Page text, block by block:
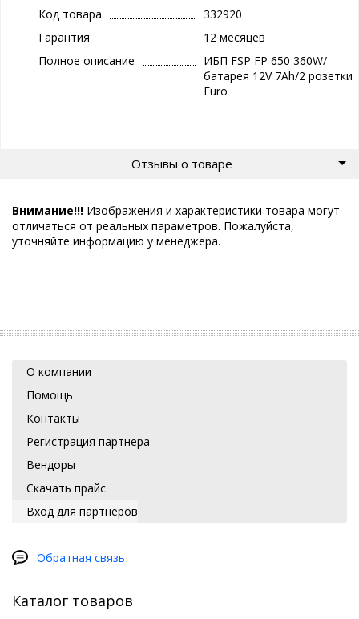
Код товара
332920
Гарантия
12 месяцев
Полное описание
ИБП FSP FP 650 360W/
батарея 12V 7Ah/2 розетки
Euro
Отзывы о товаре
Внимание!!! Изображения и характеристики товара могут
отличаться от реальных параметров. Пожалуйста,
уточняйте информацию у менеджера.
О компании
Помощь
Контакты
Регистрация партнера
Вендоры
Скачать прайс
Вход для партнеров
Обратная связь
Каталог товаров